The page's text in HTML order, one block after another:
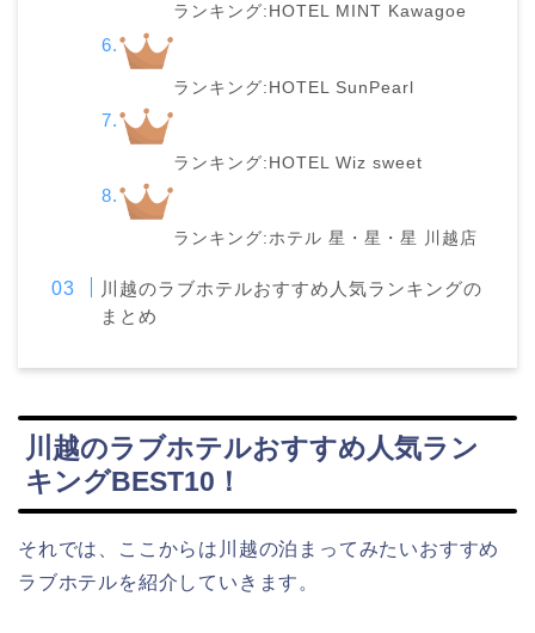
ランキング:HOTEL MINT Kawagoe
ランキング:HOTEL SunPearl
ランキング:HOTEL Wiz sweet
ランキング:ホテル 星・星・星 川越店
川越のラブホテルおすすめ人気ランキングの
まとめ
川越のラブホテルおすすめ人気ラン
キングBEST10！
それでは、ここからは川越の泊まってみたいおすすめ
ラブホテルを紹介していきます。